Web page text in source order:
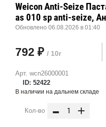
Арт. wcn26000001
ID: 52422
Weicon Anti-Seize
as 010 sp anti-seize,
Обновлено 06.08.2026 в 01:40
792 ₽ / 10г
В наличии на дальнем складе
Кол-во - +